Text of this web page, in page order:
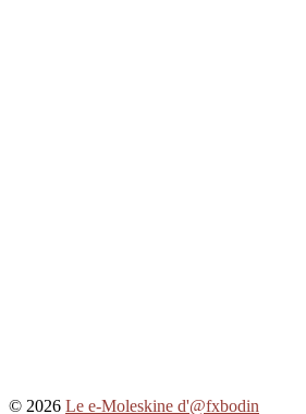
© 2026 Le e-Moleskine d'@fxbodin